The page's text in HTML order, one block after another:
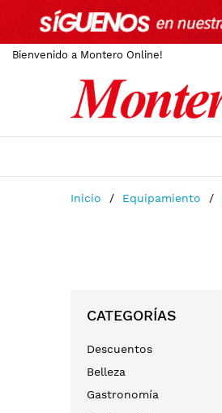
Bienvenido a Montero Online!
Inicio Equipamiento
CATEGORÍAS
Descuentos
Belleza
Gastronomía